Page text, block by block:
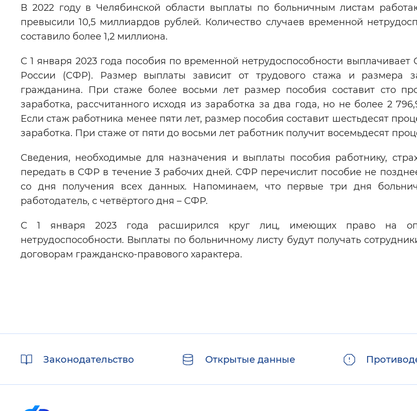
Изображения: Включены Выключены
Вернуть стандартные настройки
В 2022 году в Челябинской области выплаты по больничным листам
превысили 10,5 миллиардов рублей. Количество случаев временной
составило более 1,2 миллиона.
С 1 января 2023 года пособия по временной нетрудоспособности
России (СФР). Размер выплаты зависит от трудового стажа и размера
гражданина. При стаже более восьми лет размер пособия составит сто
заработка, рассчитанного исходя из заработка за два года, но не более 2
Если стаж работника менее пяти лет, размер пособия составит шестьдесят
заработка. При стаже от пяти до восьми лет работник получит восемьдесят
Сведения, необходимые для назначения и выплаты пособия работнику,
передать в СФР в течение 3 рабочих дней. СФР перечислит пособие не
со дня получения всех данных. Напоминаем, что первые три дня
работодатель, с четвёртого дня – СФР.
С 1 января 2023 года расширился круг лиц, имеющих право на
нетрудоспособности. Выплаты по больничному листу будут получать
договорам гражданско-правового характера.
ссылкиЗаконодательство Открытые данные